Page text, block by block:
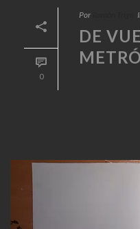
0
Por
DE